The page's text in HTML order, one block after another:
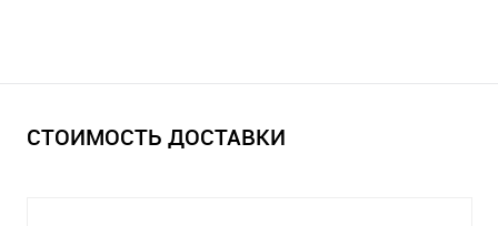
СТОИМОСТЬ ДОСТАВКИ